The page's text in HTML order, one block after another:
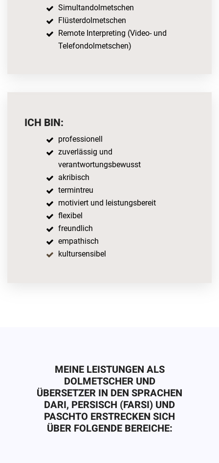
Simultandolmetschen
Flüsterdolmetschen
Remote Interpreting (Video- und
Telefondolmetschen)
ICH BIN:
professionell
zuverlässig und
verantwortungsbewusst
akribisch
termintreu
motiviert und leistungsbereit
flexibel
freundlich
empathisch
kultursensibel
MEINE LEISTUNGEN ALS
DOLMETSCHER UND
ÜBERSETZER IN DEN SPRACHEN
DARI, PERSISCH (FARSI) UND
PASCHTO ERSTRECKEN SICH
ÜBER FOLGENDE BEREICHE: